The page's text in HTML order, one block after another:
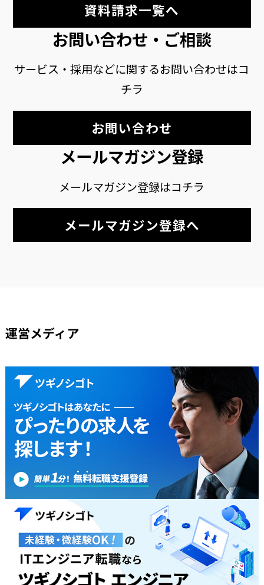
資料請求一覧へ
お問い合わせ・ご相談
サービス・採用などに関するお問い合わせはコ
チラ
お問い合わせ
メールマガジン登録
メールマガジン登録はコチラ
メールマガジン登録へ
運営メディア